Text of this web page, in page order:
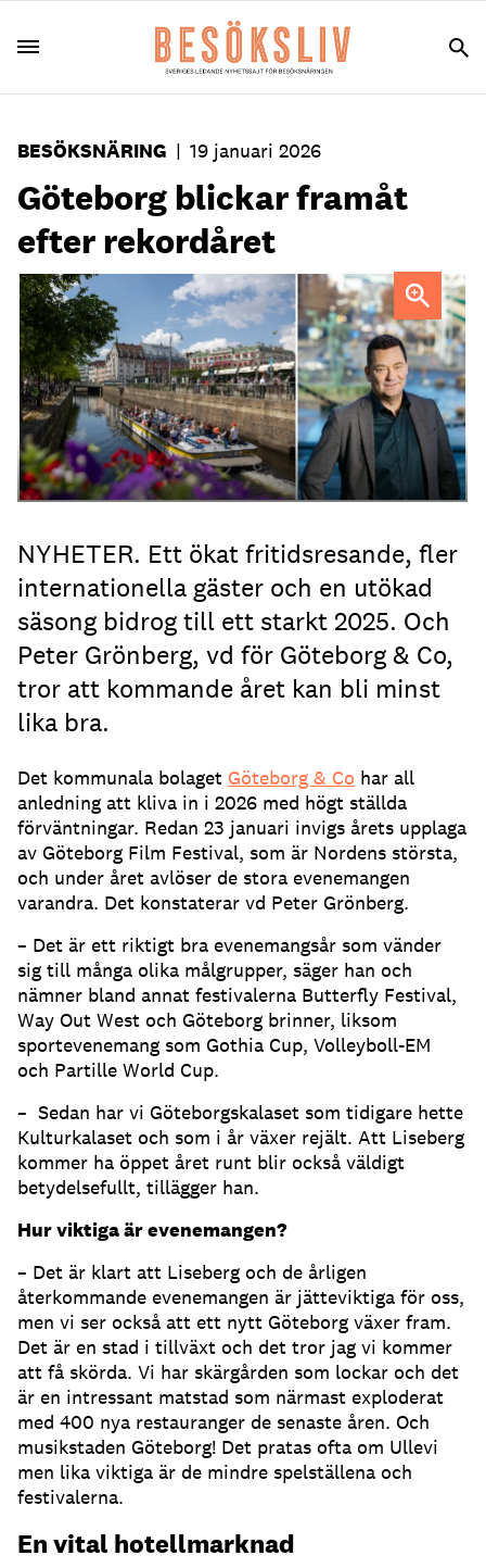
BESÖKSNÄRING | 19 januari 2026
Göteborg blickar framåt
efter rekordåret
FOTO: Marie Ullnert / Klara Hammerth
Peter Grönberg, vd
Göteborg & Co.
NYHETER. Ett ökat fritidsresande, fler
internationella gäster och en utökad
säsong bidrog till ett starkt 2025. Och
Peter Grönberg, vd för Göteborg & Co,
tror att kommande året kan bli minst
lika bra.
Det kommunala bolaget Göteborg & Co har all
anledning att kliva in i 2026 med högt ställda
förväntningar. Redan 23 januari invigs årets upplaga
av Göteborg Film Festival, som är Nordens största,
och under året avlöser de stora evenemangen
varandra. Det konstaterar vd Peter Grönberg.
– Det är ett riktigt bra evenemangsår som vänder
sig till många olika målgrupper, säger han och
nämner bland annat festivalerna Butterfly Festival,
Way Out West och Göteborg brinner, liksom
sportevenemang som Gothia Cup, Volleyboll-EM
och Partille World Cup.
– Sedan har vi Göteborgskalaset som tidigare hette
Kulturkalaset och som i år växer rejält. Att Liseberg
kommer ha öppet året runt blir också väldigt
betydelsefullt, tillägger han.
Hur viktiga är evenemangen?
– Det är klart att Liseberg och de årligen
återkommande evenemangen är jätteviktiga för oss,
men vi ser också att ett nytt Göteborg växer fram.
Det är en stad i tillväxt och det tror jag vi kommer
att få skörda. Vi har skärgården som lockar och det
är en intressant matstad som närmast exploderat
med 400 nya restauranger de senaste åren. Och
musikstaden Göteborg! Det pratas ofta om Ullevi
men lika viktiga är de mindre spelställena och
festivalerna.
En vital hotellmarknad